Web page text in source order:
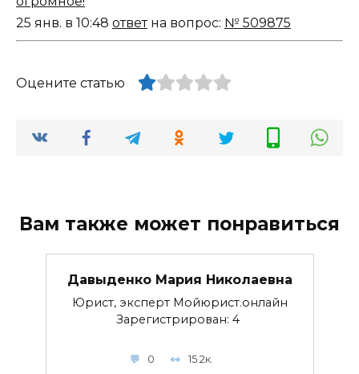
25 янв. в 10:48 ответна вопрос: № 509875
Оцените статью
Вам также может понравиться
Давыденко Мария Николаевна
Юрист, эксперт Мойюрист.онлайн
Зарегистрирован: 4
0 15.2к.